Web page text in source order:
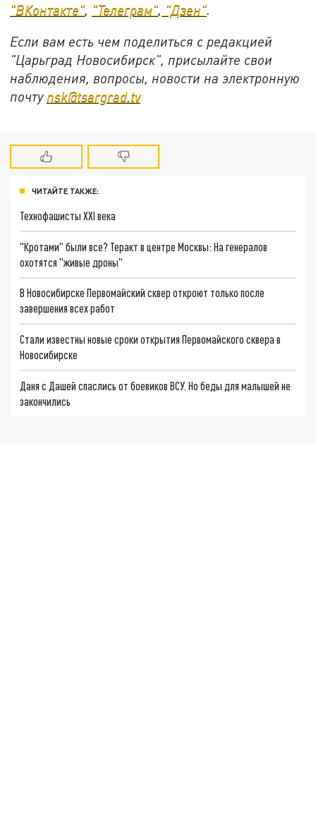
"ВКонтакте", "Телеграм", "Дзен".
Если вам есть чем поделиться с редакцией
"Царьград Новосибирск", присылайте свои
наблюдения, вопросы, новости на электронную
почту nsk@tsargrad.tv
ЧИТАЙТЕ ТАКЖЕ:
Технофашисты XXI века
"Кротами" были все? Теракт в центре Москвы: На генералов
охотятся "живые дроны"
В Новосибирске Первомайский сквер откроют только после
завершения всех работ
Стали известны новые сроки открытия Первомайского сквера в
Новосибирске
Даня с Дашей спаслись от боевиков ВСУ. Но беды для малышей не
закончились